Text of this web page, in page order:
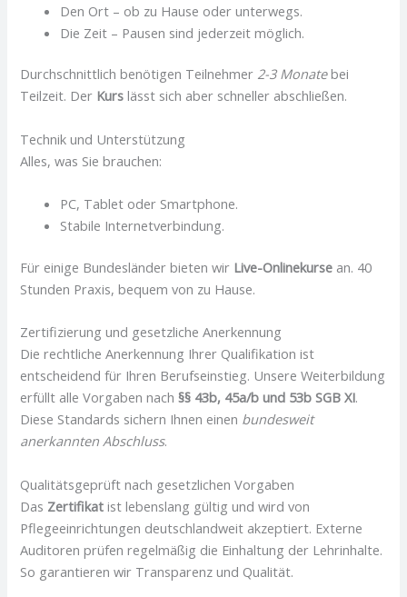
Den Ort – ob zu Hause oder unterwegs.
Die Zeit – Pausen sind jederzeit möglich.
Durchschnittlich benötigen Teilnehmer 2-3 Monatebei
Teilzeit. Der Kurs lässt sich aber schneller abschließen.
Technik und Unterstützung
Alles, was Sie brauchen:
PC, Tablet oder Smartphone.
Stabile Internetverbindung.
Für einige Bundesländer bieten wir Live-Onlinekurse an. 40
Stunden Praxis, bequem von zu Hause.
Zertifizierung und gesetzliche Anerkennung
Die rechtliche Anerkennung Ihrer Qualifikation ist
entscheidend für Ihren Berufseinstieg. Unsere Weiterbildung
erfüllt alle Vorgaben nach§§ 43b, 45a/b und 53b SGB XI.
Diese Standards sichern Ihnen einen bundesweit
anerkannten Abschluss.
Qualitätsgeprüft nach gesetzlichen Vorgaben
Das Zertifikat ist lebenslang gültig und wird von
Pflegeeinrichtungen deutschlandweit akzeptiert. Externe
Auditoren prüfen regelmäßig die Einhaltung der Lehrinhalte.
So garantieren wir Transparenz und Qualität.